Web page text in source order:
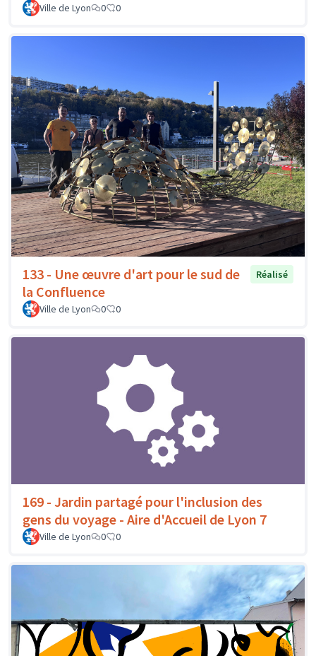
Ville de Lyon
0 0
133 - Une œuvre d'art pour le sud de
la Confluence
Réalisé
Ville de Lyon 0 0
169 - Jardin partagé pour l'inclusion des
gens du voyage - Aire d'Accueil de Lyon 7
Ville de Lyon 0 0